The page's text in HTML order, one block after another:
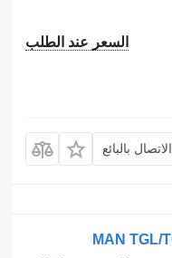
السعر عند الطلب
الاتصال بالبائع